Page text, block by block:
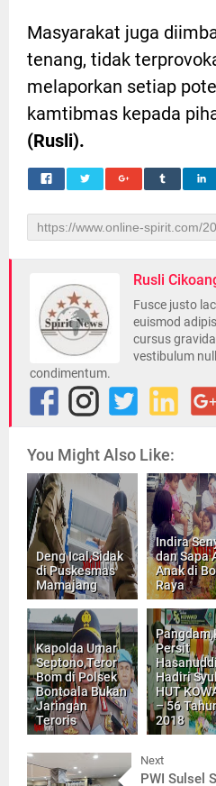
Masyarakat juga
tenang, tidak
melaporkan setiap
kamtibmas kepada
(Rusli).
Rusli
Fusce justo
euismod
cursus
vestibulum
condimentum.
You Might Also Like:
Deng Ical,Sidak
di Puskesmas
Mamajang
Indira
dan Sapa
Anak di
Raya
Kapolda Umar
Septono,Teror
Bom di Polsek
Bontoala Bukan
Jaringan
Teroris
Persit
Hadiri
HUT
– 56
2018
Next
PWI Sulsel